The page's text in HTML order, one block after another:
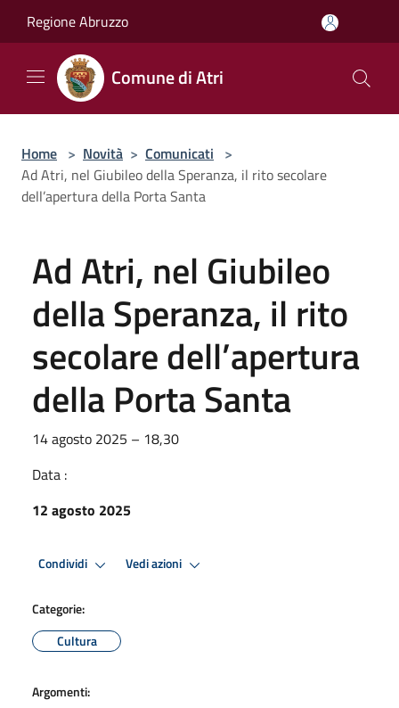
Regione Abruzzo
Comune di Atri
Home > Novità > Comunicati >
Ad Atri, nel Giubileo della Speranza, il rito secolare
dell’apertura della Porta Santa
Ad Atri, nel Giubileo
della Speranza, il rito
secolare dell’apertura
della Porta Santa
14 agosto 2025 – 18,30
Data :
12 agosto 2025
Condividi Vedi azioni
Categorie:
Cultura
Argomenti: